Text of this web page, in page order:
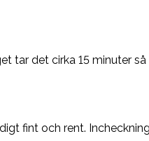
tar det cirka 15 minuter
fint och rent.